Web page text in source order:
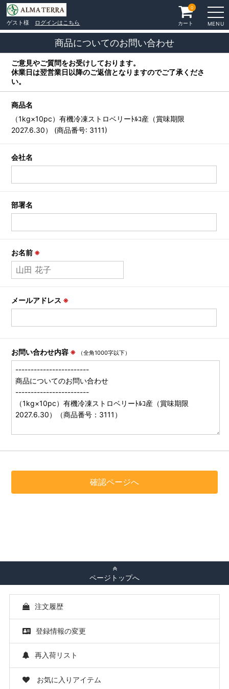
ゲスト様 ログインはこちら MENU
カート
0
商品についてのお問い合わせ
ご意見やご質問をお受けしております。
休業日は翌営業日以降のご返信となりますのでご了承くださ
い。
商品名
（1kg×10pc）有機冷凍ストロベリーﾄﾙｺ産（賞味期限
2027.6.30） (商品番号: 3111)
会社名
部署名
お名前 ※
メールアドレス ※
お問い合わせ内容 ※ （全角1000字以下）
ページトップへ
注文履歴
登録情報の変更
再入荷リスト
お気に入りアイテム